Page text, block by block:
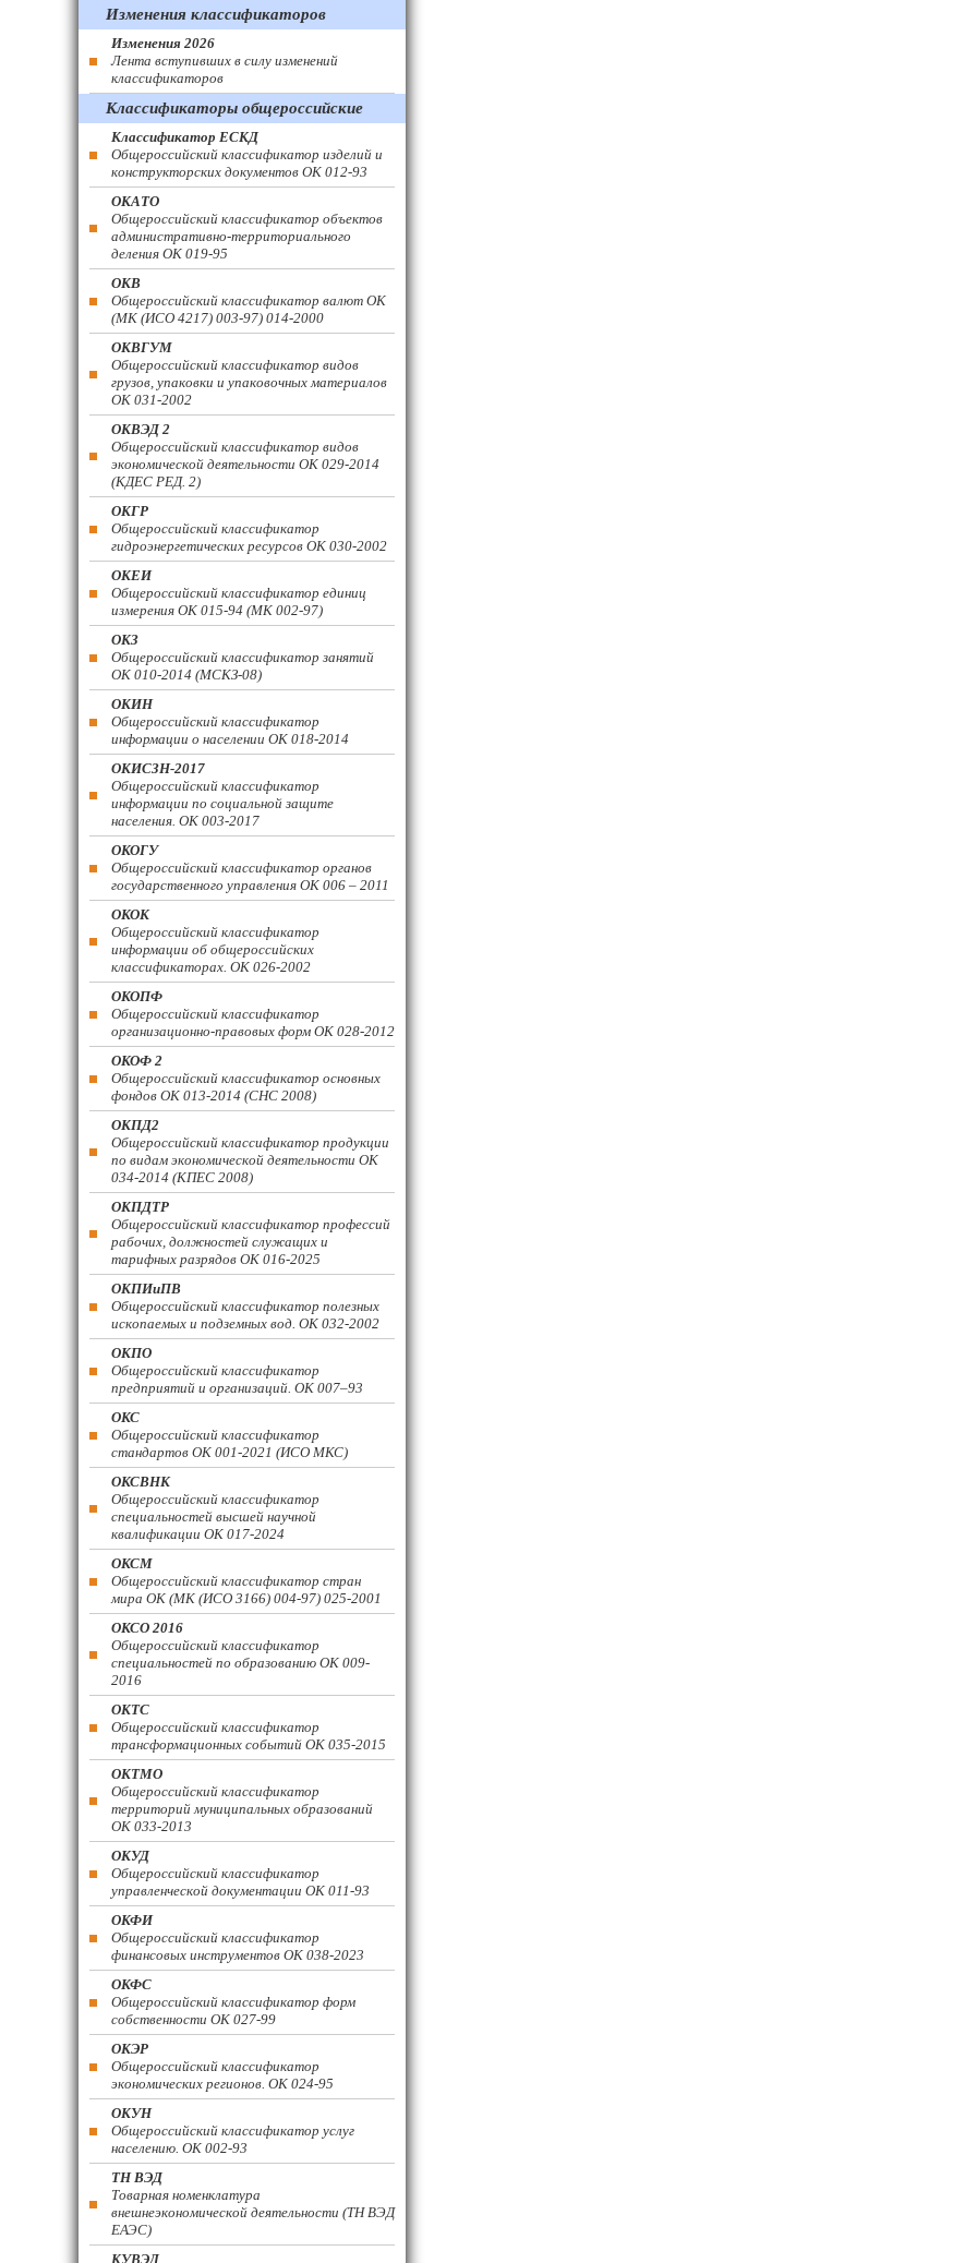
Изменения классификаторов
Изменения 2026
Лента вступивших в силу изменений
классификаторов
Классификаторы общероссийские
Классификатор ЕСКД
Общероссийский классификатор изделий и
конструкторских документов ОК 012-93
ОКАТО
Общероссийский классификатор объектов
административно-территориального
деления ОК 019-95
ОКВ
Общероссийский классификатор валют ОК
(МК (ИСО 4217) 003-97) 014-2000
ОКВГУМ
Общероссийский классификатор видов
грузов, упаковки и упаковочных материалов
ОК 031-2002
ОКВЭД 2
Общероссийский классификатор видов
экономической деятельности ОК 029-2014
(КДЕС РЕД. 2)
ОКГР
Общероссийский классификатор
гидроэнергетических ресурсов ОК 030-2002
ОКЕИ
Общероссийский классификатор единиц
измерения ОК 015-94 (МК 002-97)
ОКЗ
Общероссийский классификатор занятий
ОК 010-2014 (МСКЗ-08)
ОКИН
Общероссийский классификатор
информации о населении ОК 018-2014
ОКИСЗН-2017
Общероссийский классификатор
информации по социальной защите
населения. ОК 003-2017
ОКОГУ
Общероссийский классификатор органов
государственного управления ОК 006 – 2011
ОКОК
Общероссийский классификатор
информации об общероссийских
классификаторах. ОК 026-2002
ОКОПФ
Общероссийский классификатор
организационно-правовых форм ОК 028-2012
ОКОФ 2
Общероссийский классификатор основных
фондов ОК 013-2014 (СНС 2008)
ОКПД2
Общероссийский классификатор продукции
по видам экономической деятельности ОК
034-2014 (КПЕС 2008)
ОКПДТР
Общероссийский классификатор профессий
рабочих, должностей служащих и
тарифных разрядов ОК 016-2025
ОКПИиПВ
Общероссийский классификатор полезных
ископаемых и подземных вод. ОК 032-2002
ОКПО
Общероссийский классификатор
предприятий и организаций. ОК 007–93
ОКС
Общероссийский классификатор
стандартов ОК 001-2021 (ИСО МКС)
ОКСВНК
Общероссийский классификатор
специальностей высшей научной
квалификации ОК 017-2024
ОКСМ
Общероссийский классификатор стран
мира ОК (МК (ИСО 3166) 004-97) 025-2001
ОКСО 2016
Общероссийский классификатор
специальностей по образованию ОК 009-
2016
ОКТС
Общероссийский классификатор
трансформационных событий ОК 035-2015
ОКТМО
Общероссийский классификатор
территорий муниципальных образований
ОК 033-2013
ОКУД
Общероссийский классификатор
управленческой документации ОК 011-93
ОКФИ
Общероссийский классификатор
финансовых инструментов OK 038-2023
ОКФС
Общероссийский классификатор форм
собственности ОК 027-99
ОКЭР
Общероссийский классификатор
экономических регионов. ОК 024-95
ОКУН
Общероссийский классификатор услуг
населению. ОК 002-93
ТН ВЭД
Товарная номенклатура
внешнеэкономической деятельности (ТН ВЭД
ЕАЭС)
КУВЭД